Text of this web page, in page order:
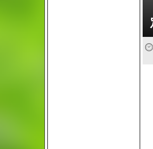
「聖剣伝説 ECHOES of MANA」公
「聖剣伝説 ECHOES of MANA」